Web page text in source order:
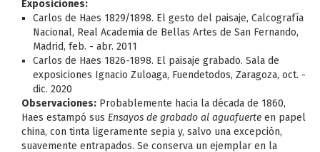
Exposiciones:
Carlos de Haes 1829/1898. El gesto del paisaje, Calcografía
Nacional, Real Academia de Bellas Artes de San Fernando,
Madrid, feb. - abr. 2011
Carlos de Haes 1826-1898. El paisaje grabado. Sala de
exposiciones Ignacio Zuloaga, Fuendetodos, Zaragoza, oct. -
dic. 2020
Observaciones: Probablemente hacia la década de 1860,
Haes estampó sus Ensayos de grabado al aguafuerte en papel
china, con tinta ligeramente sepia y, salvo una excepción,
suavemente entrapados. Se conserva un ejemplar en la